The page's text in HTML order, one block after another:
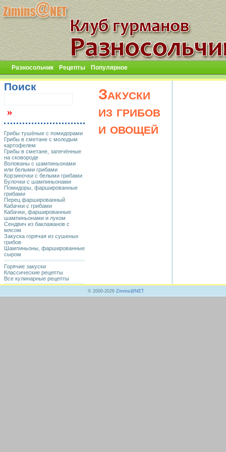
Разносольчик Рецепты Популярное
Закуски
из грибов
и овощей
Поиск
Грибы тушёные с помидорами
Грибы в сметане с молодым
картофелем
Грибы в сметане, запечённые
на сковороде
Волованы с шампиньонами
или белыми грибами
Корзиночки с белыми грибами
Булочки с шампиньонами
Помидоры, фаршированные
грибами
Перец фаршированный
Кабачки с грибами
Кабачки, фаршированные
шампиньонами и луком
Сендвич из баклажанов с
мясом
Закуска горячая из сушеных
грибов
Шампиньоны, фаршированные
сыром
Горячие закуски
Классические рецепты
Все кулинарные рецепты
© 2000-2026 Zimins@NET